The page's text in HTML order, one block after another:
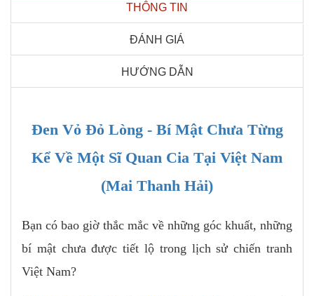
THÔNG TIN
ĐÁNH GIÁ
HƯỚNG DẪN
Đen Vỏ Đỏ Lòng - Bí Mật Chưa Từng
Kể Về Một Sĩ Quan Cia Tại Việt Nam
(Mai Thanh Hải)
Bạn có bao giờ thắc mắc về những góc khuất, những
bí mật chưa được tiết lộ trong lịch sử chiến tranh
Việt Nam?